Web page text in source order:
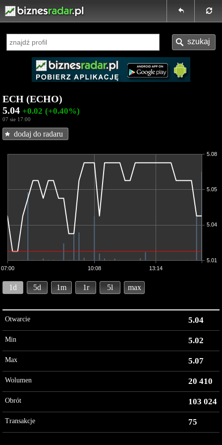
ECH (ECHO)
5.04 +0.02 (+0.40%)
07 sie 17:00
dodaj do radaru
07:00 10:08 13:14
5.01
5.04
5.05
5.08
1d 5d 1m 1r 5l max
Otwarcie 5.04
Min 5.02
Max 5.07
Wolumen 20 410
Obrót 103 024
Transakcje 75